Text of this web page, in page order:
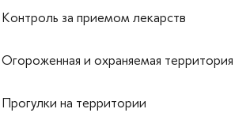
Контроль за приемом лекарств
Огороженная и охраняемая территория
Прогулки на территории